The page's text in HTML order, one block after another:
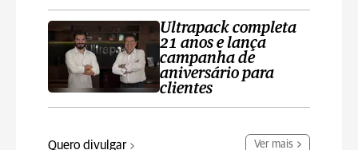
Ultrapack completa
21 anos e lança
campanha de
aniversário para
clientes
Quero divulgar Ver mais